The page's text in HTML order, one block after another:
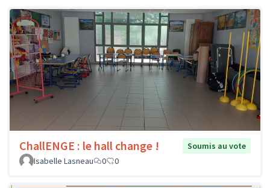
ChallENGE : le hall change !
Soumis au vote
Isabelle Lasneau
0 0